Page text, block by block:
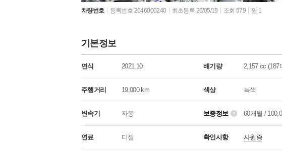
차량번호 등록번호 2646000240 최초등록 26/05/19 조회 579 찜 1
기본정보
연식 2021.10 배기량 2,157 cc (187
주행거리 19,000 km 색상 녹색
변속기 자동 보증정보 60개월 /
연료 디젤 확인사항 사원증